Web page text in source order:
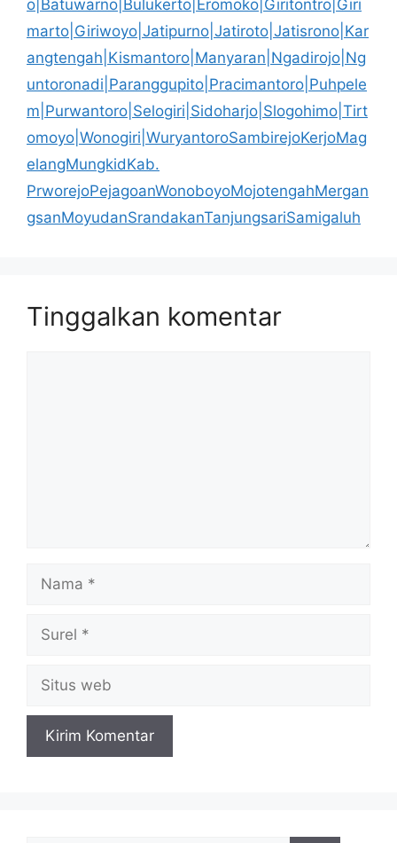
o|Batuwarno|Bulukerto|Eromoko|Giritontro|Giri
marto|Giriwoyo|Jatipurno|Jatiroto|Jatisrono|Kar
angtengah|Kismantoro|Manyaran|Ngadirojo|Ng
untoronadi|Paranggupito|Pracimantoro|Puhpele
m|Purwantoro|Selogiri|Sidoharjo|Slogohimo|Tirt
omoyo|Wonogiri|WuryantoroSambirejoKerjoMag
elangMungkidKab.
PrworejoPejagoanWonoboyoMojotengahMergan
gsanMoyudanSrandakanTanjungsariSamigaluh
Tinggalkan komentar
web